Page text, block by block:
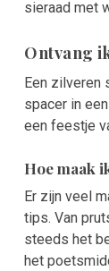
sieraad met
Ontvang
Een zilveren
spacer in
een feestje
Hoe maak
Er zijn veel
tips. Van
steeds het
het